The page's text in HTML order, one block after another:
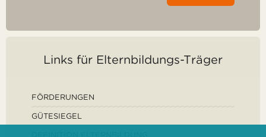
Links für Elternbildungs-Träger
FÖRDERUNGEN
GÜTESIEGEL